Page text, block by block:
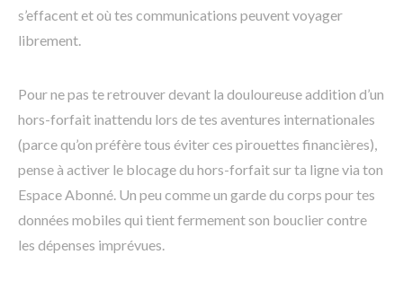
s’effacent et où tes communications peuvent voyager
librement.
Pour ne pas te retrouver devant la douloureuse addition d’un
hors-forfait inattendu lors de tes aventures internationales
(parce qu’on préfère tous éviter ces pirouettes financières),
pense à activer le blocage du hors-forfait sur ta ligne via ton
Espace Abonné. Un peu comme un garde du corps pour tes
données mobiles qui tient fermement son bouclier contre
les dépenses imprévues.